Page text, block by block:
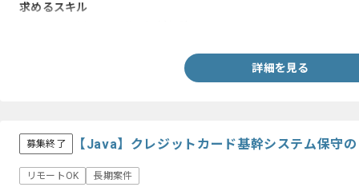
求めるスキル
詳細を見る
募集終了 【Java】クレジットカード基幹システム保守
リモートOK 長期案件